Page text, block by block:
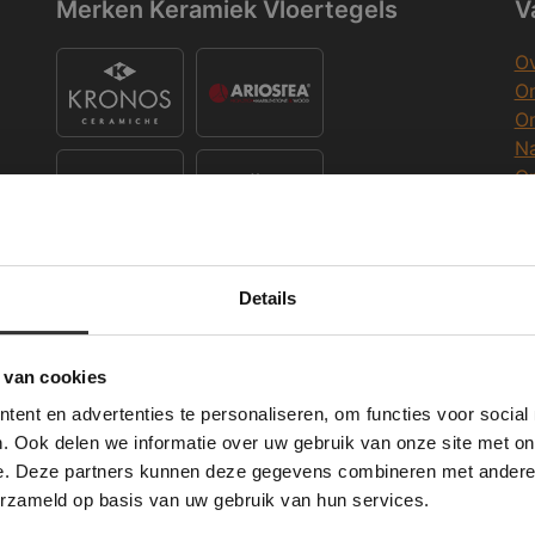
Details
cookies
en advertenties te personaliseren, om functies voor social
Ook delen we informatie over uw gebruik van onze site met
Deze partners kunnen deze gegevens combineren met
op basis van uw gebruik van hun services.
Merken Keramiek Vloertegels
Merken Keramiek Terrastegels
Merken Glasmozaïek
Deze website maakt gebruik van cookies.
gebruikt cookies om de gebruikerservaring te verbeteren. Door gebruik te
geeft u toestemming voor alle cookies in overeenstemming met ons
verder
ALLES ACCEPTEREN ALLES AFWIJZEN